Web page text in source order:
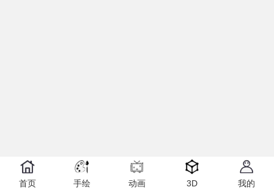
首页 手绘 动画 3D 我的